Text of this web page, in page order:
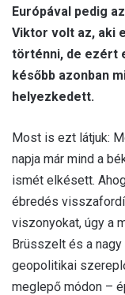
Európával pedig
Viktor volt az, aki
történni, de ezért
később azonban
helyezkedett.
Most is ezt látjuk:
napja már mind a
ismét elkésett.
ébredés
viszonyokat, úgy a
Brüsszelt és a
geopolitikai
meglepő módon –